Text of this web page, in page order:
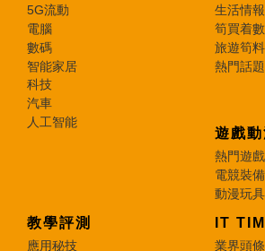
5G流動
電腦
數碼
智能家居
科技
汽車
人工智能
生活情報
筍買着數
旅遊筍料
熱門話題
遊戲動
熱門遊戲
電競裝備
動漫玩具
教學評測
應用秘技
IT
業界頭條